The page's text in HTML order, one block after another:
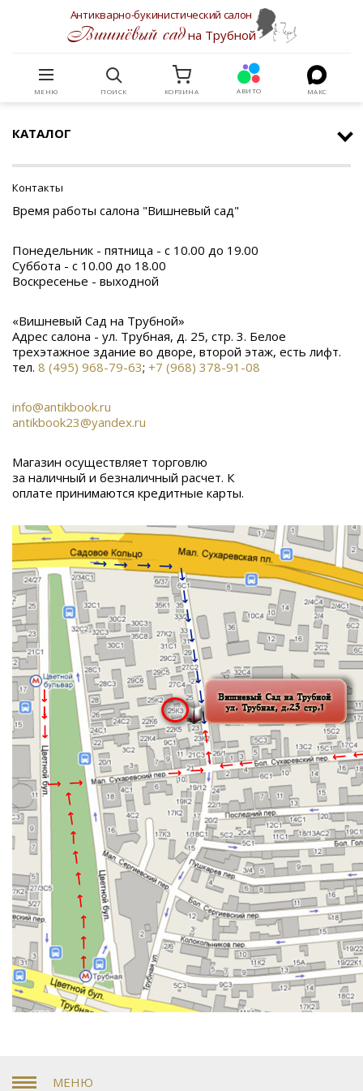
Антикварно-букинистический салон
Вишнёвый садна Трубной
МЕНЮ ПОИСК КОРЗИНА АВИТО МАКС
КАТАЛОГ
Контакты
Время работы салона "Вишневый сад"
Понедельник - пятница - с 10.00 до 19.00
Суббота - с 10.00 до 18.00
Воскресенье - выходной
«Вишневый Сад на Трубной»
Адрес салона - ул. Трубная, д. 25, стр. 3. Белое
трехэтажное здание во дворе, второй этаж, есть лифт.
тел. 8 (495) 968-79-63; +7 (968) 378-91-08
info@antikbook.ru
antikbook23@yandex.ru
Магазин осуществляет торговлю
за наличный и безналичный расчет. К
оплате принимаются кредитные карты.